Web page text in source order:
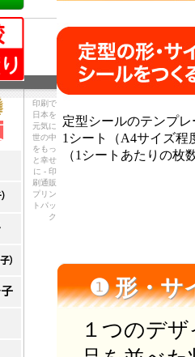
定型シールのテンプ
1シート（A4サイズ程
（1シートあたりの
❶ 形・サ
１つのデ
印刷で
日本を
元気に
世の中
をもっ
と幸せ
に - 印
刷通販
プリン
トパッ
ク